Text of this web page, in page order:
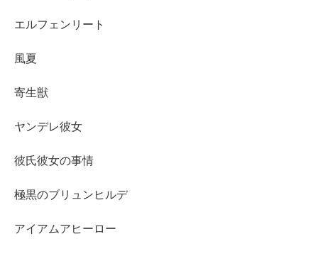
エルフェンリート
風夏
寄生獣
ヤンデレ彼女
彼氏彼女の事情
極黒のブリュンヒルデ
アイアムアヒーロー